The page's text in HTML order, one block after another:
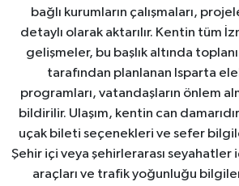
bağlı kurumların çalışmaları,
detaylı olarak aktarılır. Kentin tüm
gelişmeler, bu başlık altında
tarafından planlanan Isparta
programları, vatandaşların önlem
bildirilir. Ulaşım, kentin can
uçak bileti seçenekleri ve sefer
Şehir içi veya şehirlerarası
araçları ve trafik yoğunluğu